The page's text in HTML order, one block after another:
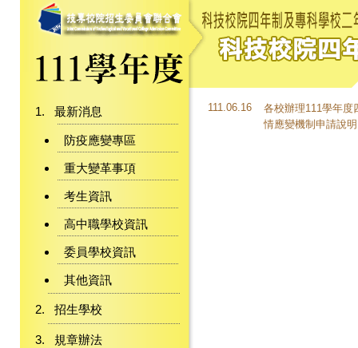
最新消息
防疫應變專區
重大變革事項
考生資訊
高中職學校資訊
委員學校資訊
其他資訊
招生學校
規章辦法
111.06.16
各校辦理111學年度
情應變機制申請說